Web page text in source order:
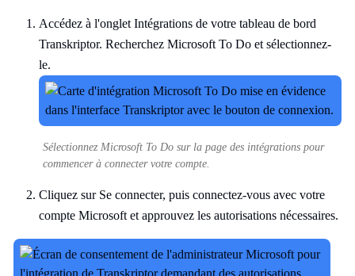
Accédez à l'onglet Intégrations de votre tableau de bord
Transkriptor. Recherchez Microsoft To Do et sélectionnez-
le.
Sélectionnez Microsoft To Do sur la page des intégrations pour
commencer à connecter votre compte.
Cliquez sur Se connecter, puis connectez-vous avec votre
compte Microsoft et approuvez les autorisations nécessaires.